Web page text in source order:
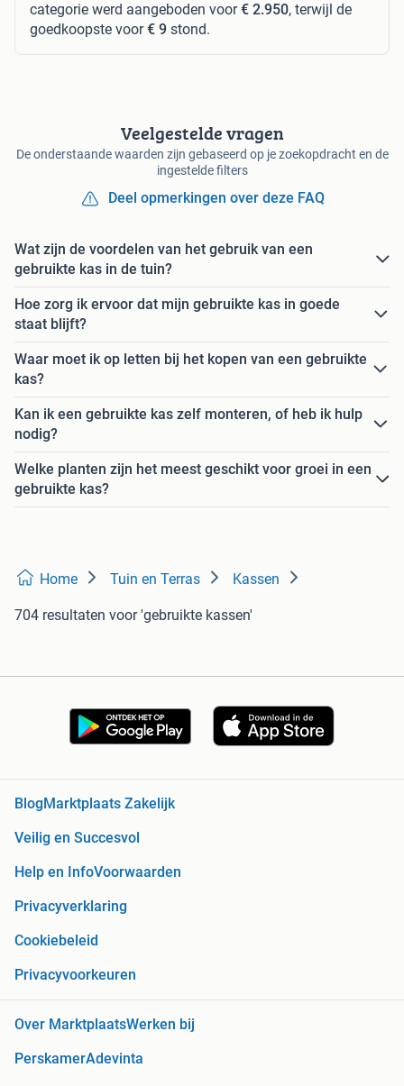
categorie werd aangeboden voor€ 2.950, terwijl de
goedkoopste voor€ 9 stond.
Veelgestelde vragen
De onderstaande waarden zijn gebaseerd op je zoekopdracht en de
ingestelde filters
Deel opmerkingen over deze FAQ
Wat zijn de voordelen van het gebruik van een
gebruikte kas in de tuin?
Hoe zorg ik ervoor dat mijn gebruikte kas in goede
staat blijft?
Waar moet ik op letten bij het kopen van een gebruikte
kas?
Kan ik een gebruikte kas zelf monteren, of heb ik hulp
nodig?
Welke planten zijn het meest geschikt voor groei in een
gebruikte kas?
Home Tuin en Terras Kassen
704 resultaten voor 'gebruikte kassen'
Blog Marktplaats Zakelijk
Veilig en Succesvol
Help en InfoVoorwaarden
Privacyverklaring
Cookiebeleid
Privacyvoorkeuren
Over MarktplaatsWerken bij
PerskamerAdevinta